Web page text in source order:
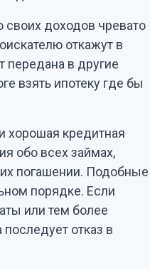
доходов чревато
откажут в
передана в другие
взять ипотеку где бы
хорошая кредитная
обо всех займах,
погашении. Подобные
порядке. Если
или тем более
отказ в